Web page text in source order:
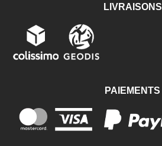
LIVRAISONS
PAIEMENTS